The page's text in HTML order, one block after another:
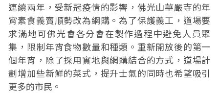
連續兩年，受新冠疫情的影響，佛光山華嚴寺的年
宵素食義賣順勢改為網購。為了保護義工，道場要
求滿地可佛光會各分會在製作過程中避免人員聚
集，限制年宵食物數量和種類。重新開放後的第一
個年宵，除了採用實地與網購結合的方式，道場計
劃增加些新鮮的菜式，提升士氣的同時也希望吸引
更多的市民。